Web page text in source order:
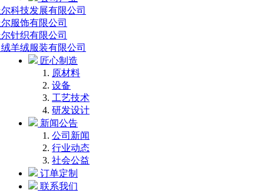
科技发展有限公司
服饰有限公司
针织有限公司
羊绒服装有限公司
匠心制造
原材料
设备
工艺技术
研发设计
新闻公告
公司新闻
行业动态
社会公益
订单定制
联系我们